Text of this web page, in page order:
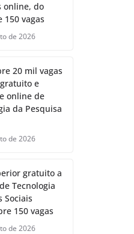
online, do
150 vagas
de 2026
20 mil vagas
e
online de
da Pesquisa
de 2026
gratuito a
Tecnologia
Sociais
150 vagas
de 2026